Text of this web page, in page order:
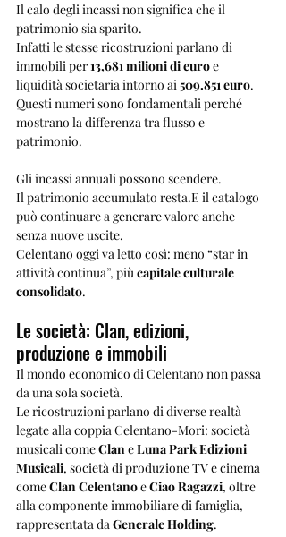
Il calo degli incassi non significa che il
patrimonio sia sparito.
Infatti le stesse ricostruzioni parlano di
immobili per 13,681 milioni di euro e
liquidità societaria intorno ai 509.851 euro.
Questi numeri sono fondamentali perché
mostrano la differenza tra flusso e
patrimonio.
Gli incassi annuali possono scendere.
Il patrimonio accumulato resta.E il catalogo
può continuare a generare valore anche
senza nuove uscite.
Celentano oggi va letto così: meno “star in
attività continua”, più capitale culturale
consolidato.
Le società: Clan, edizioni,
produzione e immobili
Il mondo economico di Celentano non passa
da una sola società.
Le ricostruzioni parlano di diverse realtà
legate alla coppia Celentano-Mori: società
musicali come Clan e Luna Park Edizioni
Musicali, società di produzione TV e cinema
come Clan Celentano e Ciao Ragazzi, oltre
alla componente immobiliare di famiglia,
rappresentata da Generale Holding.